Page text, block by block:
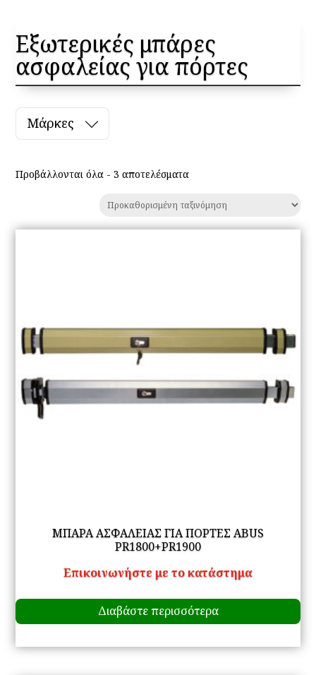
Εξωτερικές μπάρες
ασφαλείας για πόρτες
Μάρκες
Προβάλλονται όλα - 3 αποτελέσματα
ΜΠΑΡΑ ΑΣΦΑΛΕΙΑΣ ΓΙΑ ΠΟΡΤΕΣ ABUS
PR1800+PR1900
Επικοινωνήστε με το κατάστημα
Διαβάστε περισσότερα